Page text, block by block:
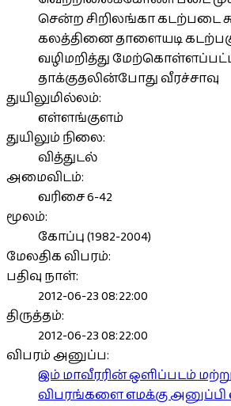
சென்ற சிறிலங்கா கடற்படை
கலத்தினை தாளையடி
வழிமறித்து மேற்கொள்ளப்பட்ட
தாக்குதலின்போது வீரச்சாவு
துயிலுமில்லம்:
எள்ளங்குளம்
துயிலும் நிலை:
வித்துடல்
அமைவிடம்:
வரிசை 6-42
மூலம்:
கோப்பு (1982-2004)
மேலதிக விபரம்:
பதிவு நாள்:
2012-06-23 08:22:00
திருத்தம்:
2012-06-23 08:22:00
விபரம் அனுப்ப:
இம் மாவீரரின் ஒளிப்படம்
விபரங்களை எமக்கு